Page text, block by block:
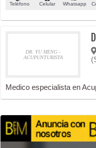
Teléfono Celular Whatsapp
DR. YU MENG -
ACUPUNTURISTA
Medico especialista en